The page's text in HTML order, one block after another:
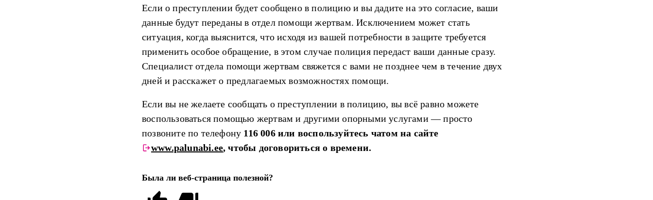
Если о преступлении будет сообщено в полицию и вы дадите на это согласие, ваши
данные будут переданы в отдел помощи жертвам. Исключением может стать
ситуация, когда выяснится, что исходя из вашей потребности в защите требуется
применить особое обращение, в этом случае полиция передаст ваши данные сразу.
Специалист отдела помощи жертвам свяжется с вами не позднее чем в течение двух
дней и расскажет о предлагаемых возможностях помощи.
Если вы не желаете сообщать о преступлении в полицию, вы всё равно можете
воспользоваться помощью жертвам и другими опорными услугами — просто
позвоните по телефону 116 006 или воспользуйтесь чатом на сайте
www.palunabi.ee, чтобы договориться о времени.
Была ли веб-страница полезной?